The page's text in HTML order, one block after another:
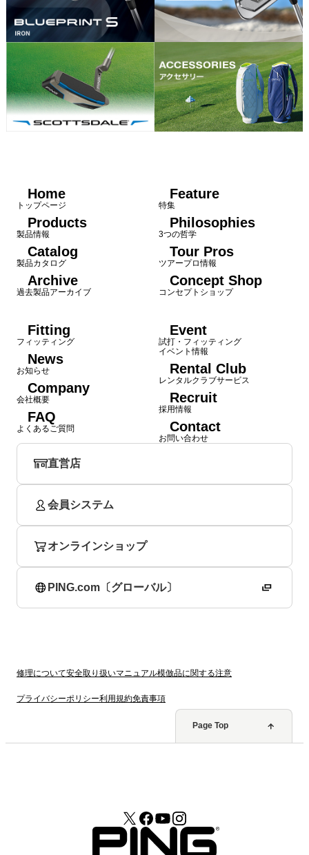
Home
トップページ
Products
製品情報
Catalog
製品カタログ
Archive
過去製品アーカイブ
Feature
特集
Philosophies
3つの哲学
Tour Pros
ツアープロ情報
Concept Shop
コンセプトショップ
Fitting
フィッティング
News
お知らせ
Company
会社概要
FAQ
よくあるご質問
Event
試打・フィッティング
イベント情報
Rental Club
レンタルクラブサービス
Recruit
採用情報
Contact
お問い合わせ
直営店
会員システム
オンラインショップ
PING.com〔グローバル〕
修理について安全取り扱いマニュアル模倣品に関する注意
プライバシーポリシー利用規約免責事項
Page Top